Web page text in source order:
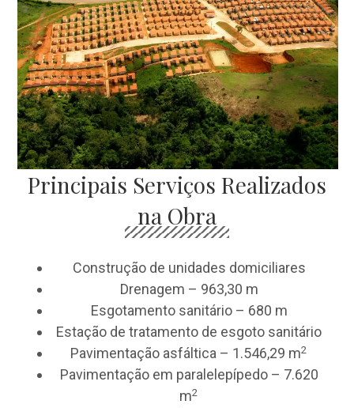
Principais Serviços Realizados
na Obra
Construção de unidades domiciliares
Drenagem – 963,30 m
Esgotamento sanitário – 680 m
Estação de tratamento de esgoto sanitário
Pavimentação asfáltica – 1.546,29 m2
Pavimentação em paralelepípedo – 7.620
m2